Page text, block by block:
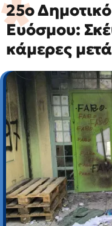
25ο
Ευόσμου:
κάμερες